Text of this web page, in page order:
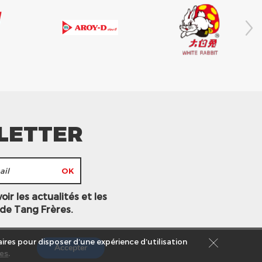
les actualités et les
Tang Frères.
légales
pour disposer d’une expérience d’utilisation
. Accepter